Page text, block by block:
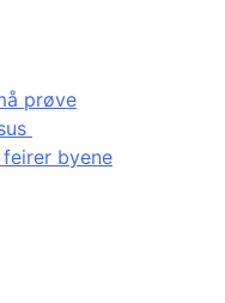
prøve
feirer byene